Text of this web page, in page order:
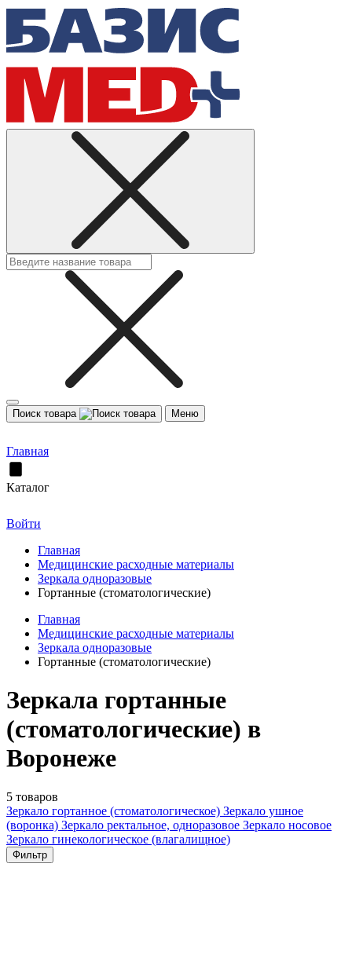
Поиск товара Меню
Главная
Каталог
Войти
Главная
Медицинские расходные материалы
Зеркала одноразовые
Гортанные (стоматологические)
Главная
Медицинские расходные материалы
Зеркала одноразовые
Гортанные (стоматологические)
Зеркала гортанные
(стоматологические) в
Воронеже
5 товаров
Зеркало гортанное (стоматологическое) Зеркало ушное
(воронка) Зеркало ректальное, одноразовое Зеркало носовое
Зеркало гинекологическое (влагалищное)
Фильтр